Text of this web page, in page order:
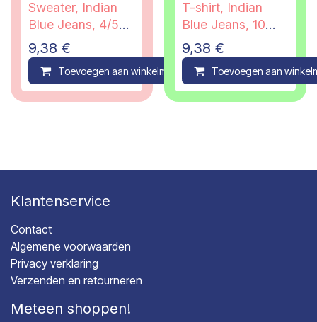
Sweater, Indian
Blue Jeans, 4/5
jaar
9,38 €
Toevoegen aan winkelmandje Compare
T-shirt, Indian
Blue Jeans, 10
jaar
9,38 €
Toevoegen aan
Klantenservice
Contact
Algemene voorwaarden
Privacy verklaring
Verzenden en retourneren
Meteen shoppen!